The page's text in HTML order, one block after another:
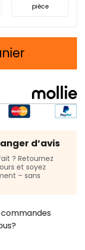
pièce
d’avis
? Retournez
et soyez
– sans